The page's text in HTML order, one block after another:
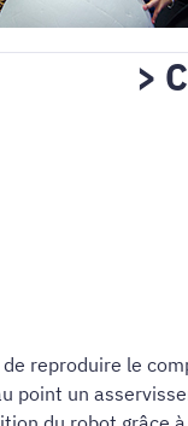
>
de reproduire le
point un